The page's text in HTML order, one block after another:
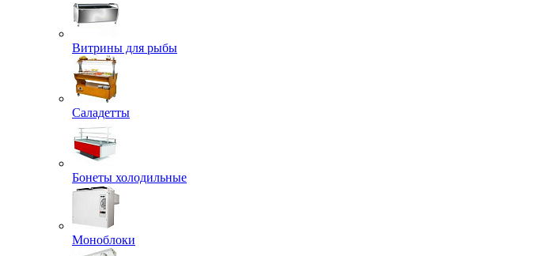
Витрины для рыбы
Саладетты
Бонеты холодильные
Моноблоки